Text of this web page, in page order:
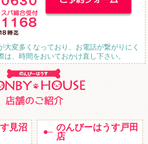
大変多くなっており、お電話が繋がりにく
は、時間をおいておかけ直し下さい。
見沼
のんびーはうす戸田
店